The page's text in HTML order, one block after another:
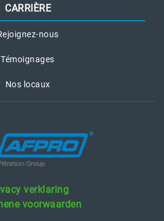
CARRIÈRE
nous
Témoignages
Nos locaux
verklaring
voorwaarden